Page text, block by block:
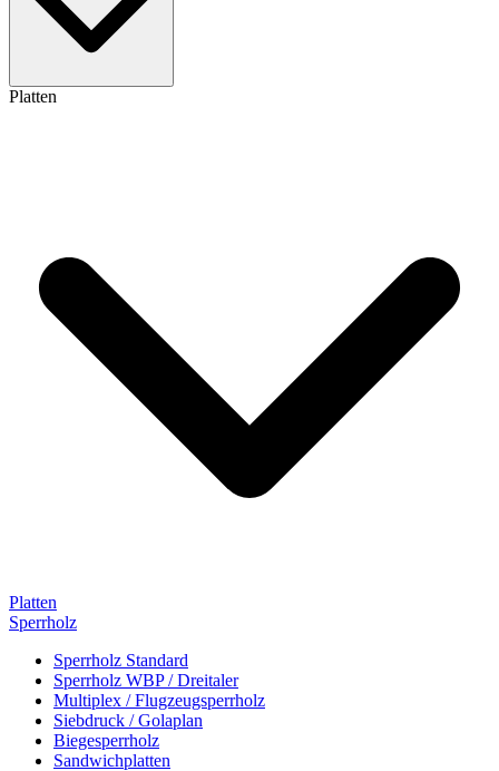
Platten
Platten
Sperrholz
Sperrholz Standard
Sperrholz WBP / Dreitaler
Multiplex / Flugzeugsperrholz
Siebdruck / Golaplan
Biegesperrholz
Sandwichplatten